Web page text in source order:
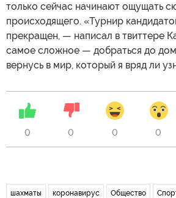
только сейчас начинают ощущать
происходящего. «Турнир
прекращен, — написал в твиттере
самое сложное — добраться до
вернусь в мир, который я вряд ли
0 0 0 0
шахматы коронавирус Общество